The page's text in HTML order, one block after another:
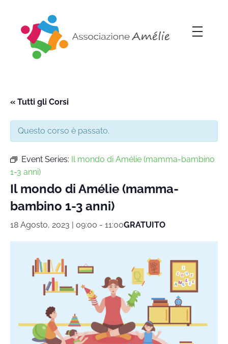
« Tutti gli Corsi
Questo corso è passato.
Event Series: Il mondo di Amélie (mamma-bambino
1-3 anni)
Il mondo di Amélie (mamma-
bambino 1-3 anni)
18 Agosto, 2023 | 09:00 - 11:00GRATUITO